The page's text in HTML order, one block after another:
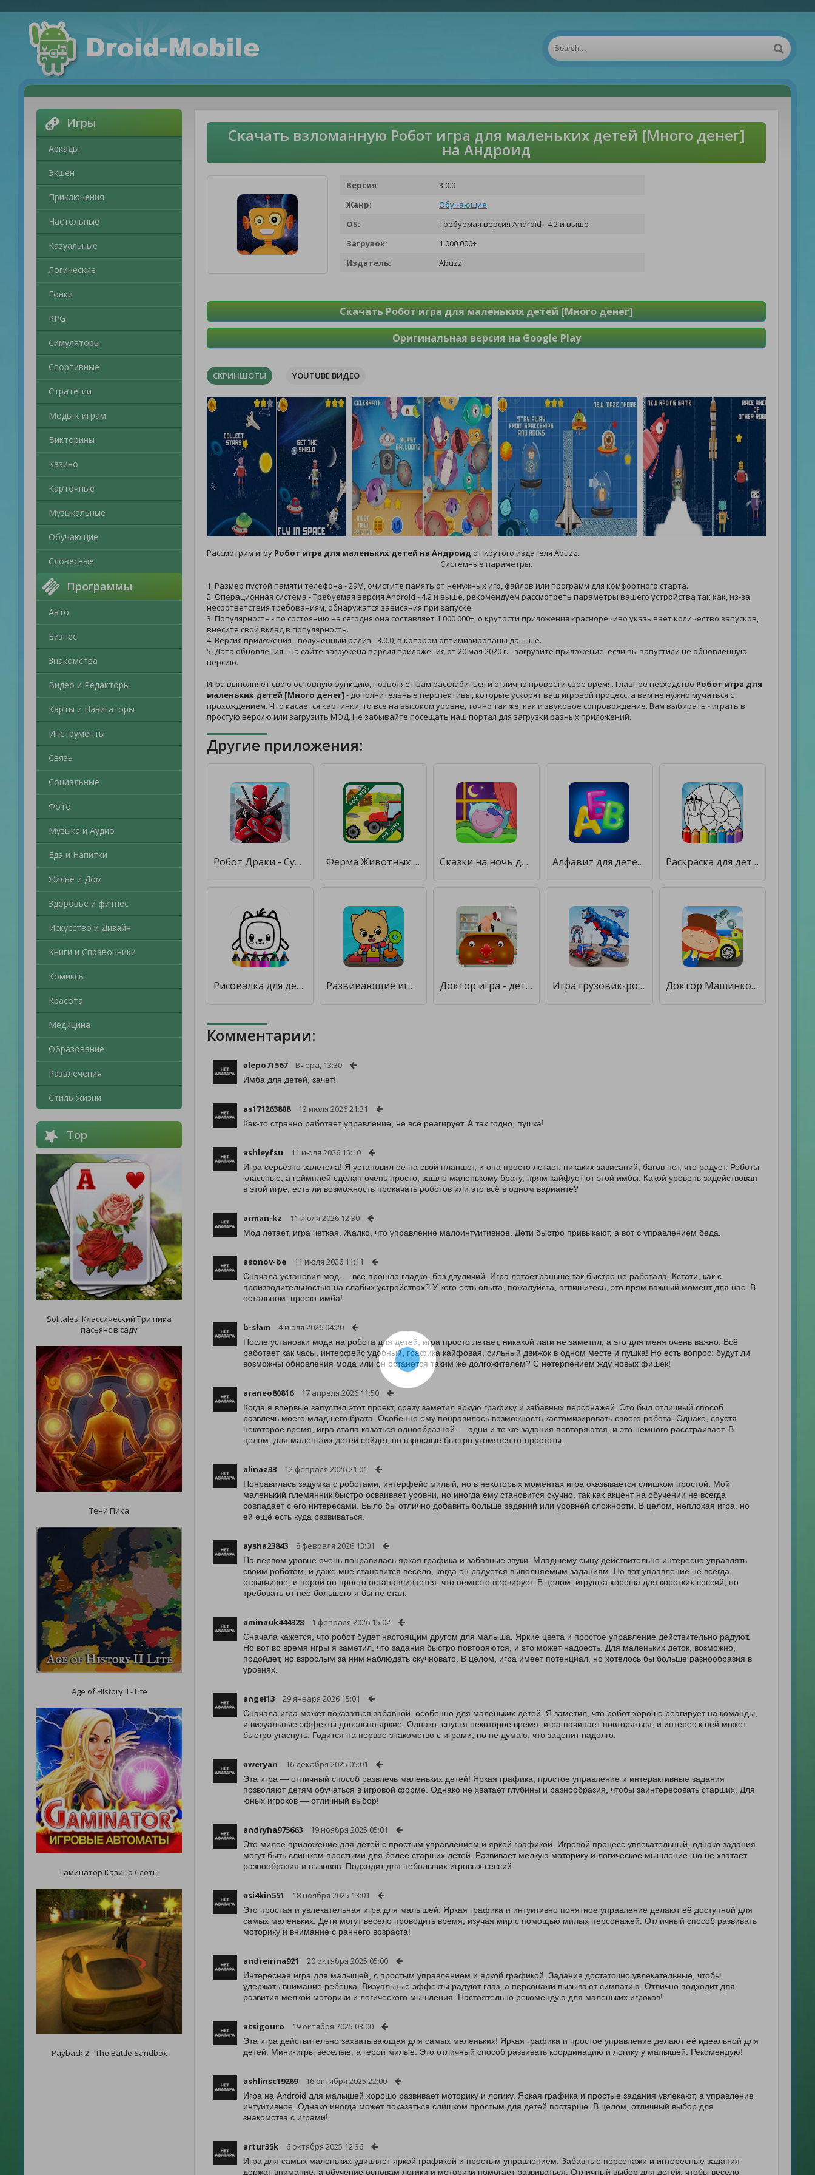
Игры
Аркады
Экшен
Приключения
Настольные
Казуальные
Логические
Гонки
RPG
Симуляторы
Спортивные
Стратегии
Моды к играм
Викторины
Казино
Карточные
Музыкальные
Обучающие
Словесные
Программы
Авто
Бизнес
Знакомства
Видео и Редакторы
Карты и Навигаторы
Инструменты
Связь
Социальные
Фото
Музыка и Аудио
Еда и Напитки
Жилье и Дом
Здоровье и фитнес
Искусство и Дизайн
Книги и Справочники
Комиксы
Красота
Медицина
Образование
Развлечения
Стиль жизни
Top
Solitales: Классический Три пика
пасьянс в саду
Тени Пика
Age of History II - Lite
Гаминатор Казино Слоты
Payback 2 - The Battle Sandbox
Скачать взломанную Робот игра для маленьких детей [Много денег]
на Андроид
Версия:
3.0.0
Жанр:
Обучающие
OS:
Требуемая версия Android - 4.2 и выше
Загрузок:
1 000 000+
Издатель:
Abuzz
Скачать Робот игра для маленьких детей [Много денег]
Оригинальная версия на Google Play
СКРИНШОТЫ YOUTUBE ВИДЕО
Рассмотрим игру Робот игра для маленьких детей на Андроид от крутого издателя Abuzz.
Системные параметры.
1. Размер пустой памяти телефона - 29M, очистите память от ненужных игр, файлов или программ для комфортного старта.
2. Операционная система - Требуемая версия Android - 4.2 и выше, рекомендуем рассмотреть параметры вашего устройства так как, из-за
несоответствия требованиям, обнаружатся зависания при запуске.
3. Популярность - по состоянию на сегодня она составляет 1 000 000+, о крутости приложения красноречиво указывает количество запусков,
внесите свой вклад в популярность.
4. Версия приложения - полученный релиз - 3.0.0, в котором оптимизированы данные.
5. Дата обновления - на сайте загружена версия приложения от 20 мая 2020 г. - загрузите приложение, если вы запустили не обновленную
версию.
Игра выполняет свою основную функцию, позволяет вам расслабиться и отлично провести свое время. Главное несходство Робот игра для
маленьких детей [Много денег] - дополнительные перспективы, которые ускорят ваш игровой процесс, а вам не нужно мучаться с
прохождением. Что касается картинки, то все на высоком уровне, точно так же, как и звуковое сопровождение. Вам выбирать - играть в
простую версию или загрузить МОД. Не забывайте посещать наш портал для загрузки разных приложений.
Другие приложения:
Робот Драки - Супергерои Драка [Много монет] Ферма Животных для Детей [Много денег] Сказки на ночь для детей [Много денег] Алфавит для детей! Азбука! Учим буквы АБВ! [Много денег] Раскраска для детей 3-4 лет [Много денег]
Рисовалка для детей Развивающие игры для детей [Много денег] Доктор игра - детей игры Игра грузовик-робот [Много денег] Доктор Машинкова: Игры Головоломки для Детей [Много денег]
Комментарии:
alepo71567 Вчера, 13:30
Имба для детей, зачет!
as171263808 12 июля 2026 21:31
Как-то странно работает управление, не всё реагирует. А так годно, пушка!
ashleyfsu 11 июля 2026 15:10
Игра серьёзно залетела! Я установил её на свой планшет, и она просто летает, никаких зависаний, багов нет, что радует. Роботы
классные, а геймплей сделан очень просто, зашло маленькому брату, прям кайфует от этой имбы. Какой уровень задействован
в этой игре, есть ли возможность прокачать роботов или это всё в одном варианте?
arman-kz 11 июля 2026 12:30
Мод летает, игра четкая. Жалко, что управление малоинтуитивное. Дети быстро привыкают, а вот с управлением беда.
asonov-be 11 июля 2026 11:11
Сначала установил мод — все прошло гладко, без двуличий. Игра летает,раньше так быстро не работала. Кстати, как с
производительностью на слабых устройствах? У кого есть опыта, пожалуйста, отпишитесь, это прям важный момент для нас. В
остальном, проект имба!
b-slam 4 июля 2026 04:20
После установки мода на робота для детей, игра просто летает, никакой лаги не заметил, а это для меня очень важно. Всё
работает как часы, интерфейс удобный, графика кайфовая, сильный движок в одном месте и пушка! Но есть вопрос: будут ли
возможны обновления мода или он останется таким же долгожителем? С нетерпением жду новых фишек!
araneo80816 17 апреля 2026 11:50
Когда я впервые запустил этот проект, сразу заметил яркую графику и забавных персонажей. Это был отличный способ
развлечь моего младшего брата. Особенно ему понравилась возможность кастомизировать своего робота. Однако, спустя
некоторое время, игра стала казаться однообразной — одни и те же задания повторяются, и это немного расстраивает. В
целом, для маленьких детей сойдёт, но взрослые быстро утомятся от простоты.
alinaz33 12 февраля 2026 21:01
Понравилась задумка с роботами, интерфейс милый, но в некоторых моментах игра оказывается слишком простой. Мой
маленький племянник быстро осваивает уровни, но иногда ему становится скучно, так как акцент на обучении не всегда
совпадает с его интересами. Было бы отлично добавить больше заданий или уровней сложности. В целом, неплохая игра, но
ей ещё есть куда развиваться.
aysha23843 8 февраля 2026 13:01
На первом уровне очень понравилась яркая графика и забавные звуки. Младшему сыну действительно интересно управлять
своим роботом, и даже мне становится весело, когда он радуется выполняемым заданиям. Но вот управление не всегда
отзывчивое, и порой он просто останавливается, что немного нервирует. В целом, игрушка хороша для коротких сессий, но
требовать от неё большего я бы не стал.
aminauk444328 1 февраля 2026 15:02
Сначала кажется, что робот будет настоящим другом для малыша. Яркие цвета и простое управление действительно радуют.
Но вот во время игры я заметил, что задания быстро повторяются, и это может надоесть. Для маленьких деток, возможно,
подойдет, но взрослым за ним наблюдать скучновато. В целом, игра имеет потенциал, но хотелось бы больше разнообразия в
уровнях.
angel13 29 января 2026 15:01
Сначала игра может показаться забавной, особенно для маленьких детей. Я заметил, что робот хорошо реагирует на команды,
и визуальные эффекты довольно яркие. Однако, спустя некоторое время, игра начинает повторяться, и интерес к ней может
быстро угаснуть. Годится на первое знакомство с играми, но не думаю, что зацепит надолго.
aweryan 16 декабря 2025 05:01
Эта игра — отличный способ развлечь маленьких детей! Яркая графика, простое управление и интерактивные задания
позволяют детям обучаться в игровой форме. Однако не хватает глубины и разнообразия, чтобы заинтересовать старших. Для
юных игроков — отличный выбор!
andryha975663 19 ноября 2025 05:01
Это милое приложение для детей с простым управлением и яркой графикой. Игровой процесс увлекательный, однако задания
могут быть слишком простыми для более старших детей. Развивает мелкую моторику и логическое мышление, но не хватает
разнообразия и вызовов. Подходит для небольших игровых сессий.
asi4kin551 18 ноября 2025 13:01
Это простая и увлекательная игра для малышей. Яркая графика и интуитивно понятное управление делают её доступной для
самых маленьких. Дети могут весело проводить время, изучая мир с помощью милых персонажей. Отличный способ развивать
моторику и внимание с раннего возраста!
andreirina921 20 октября 2025 05:00
Интересная игра для малышей, с простым управлением и яркой графикой. Задания достаточно увлекательные, чтобы
удержать внимание ребёнка. Визуальные эффекты радуют глаз, а персонажи вызывают симпатию. Отлично подходит для
развития мелкой моторики и логического мышления. Настоятельно рекомендую для маленьких игроков!
atsigouro 19 октября 2025 03:00
Эта игра действительно захватывающая для самых маленьких! Яркая графика и простое управление делают её идеальной для
детей. Мини-игры веселые, а герои милые. Это отличный способ развивать координацию и логику у малышей. Рекомендую!
ashlinsc19269 16 октября 2025 22:00
Игра на Android для малышей хорошо развивает моторику и логику. Яркая графика и простые задания увлекают, а управление
интуитивное. Однако иногда может показаться слишком простым для детей постарше. В целом, отличный выбор для
знакомства с играми!
artur35k 6 октября 2025 12:36
Игра для самых маленьких удивляет яркой графикой и простым управлением. Забавные персонажи и интересные задания
держат внимание, а обучение основам логики и моторики помогает развиваться. Отличный выбор для детей, чтобы весело